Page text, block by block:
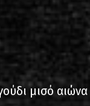
μισό